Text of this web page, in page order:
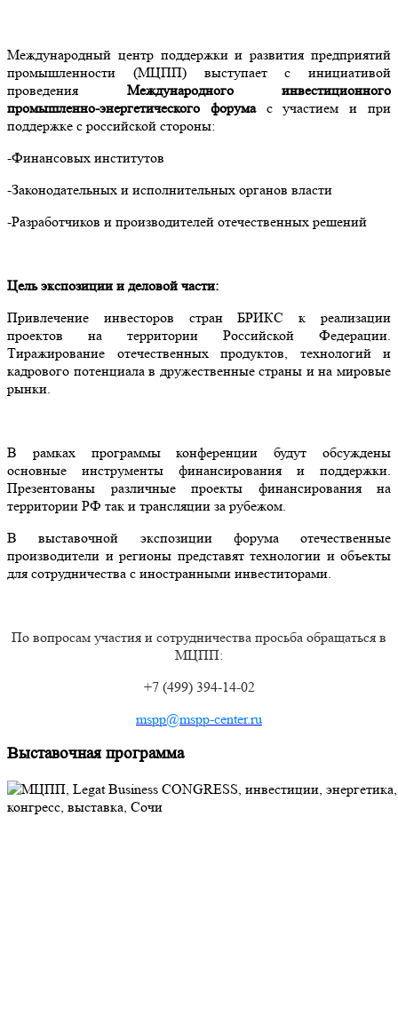
Международный центр поддержки и развития предприятий
промышленности (МЦПП) выступает с инициативой
проведения Международного инвестиционного
промышленно-энергетического форума с участием и при
поддержке с российской стороны:
-Финансовых институтов
-Законодательных и исполнительных органов власти
-Разработчиков и производителей отечественных решений
Цель экспозиции и деловой части:
Привлечение инвесторов стран БРИКС к реализации
проектов на территории Российской Федерации.
Тиражирование отечественных продуктов, технологий и
кадрового потенциала в дружественные страны и на мировые
рынки.
В рамках программы конференции будут обсуждены
основные инструменты финансирования и поддержки.
Презентованы различные проекты финансирования на
территории РФ так и трансляции за рубежом.
В выставочной экспозиции форума отечественные
производители и регионы представят технологии и объекты
для сотрудничества с иностранными инвеститорами.
По вопросам участия и сотрудничества просьба обращаться в
МЦПП:
+7 (499) 394-14-02
mspp@mspp-center.ru
Выставочная программа